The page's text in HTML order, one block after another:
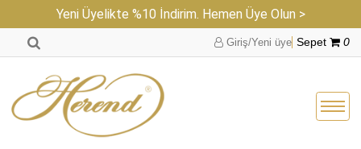
Yeni Üyelikte %10 İndirim. Hemen Üye Olun >
Giriş/Yeni üye Sepet 0